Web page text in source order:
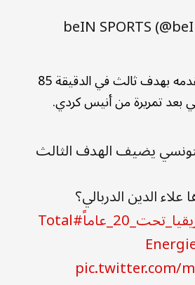
وعزز منتخب تونس تقدمه بهدف ثالث في الدقيقة 85
بعد تمريرة من أنيس كردي.
يضيف الهدف الثالث
الدين الدربالي؟
#Total
pic.twitter.com/